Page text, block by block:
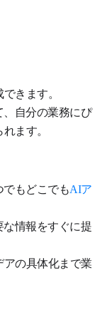
きます。
自分の業務にぴ
ます。
もどこでもAIア
情報をすぐに提
の具体化まで業